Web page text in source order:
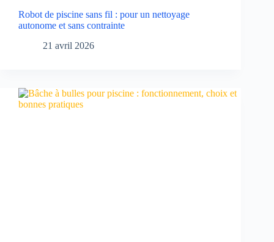
Robot de piscine sans fil : pour un nettoyage
autonome et sans contrainte
21 avril 2026